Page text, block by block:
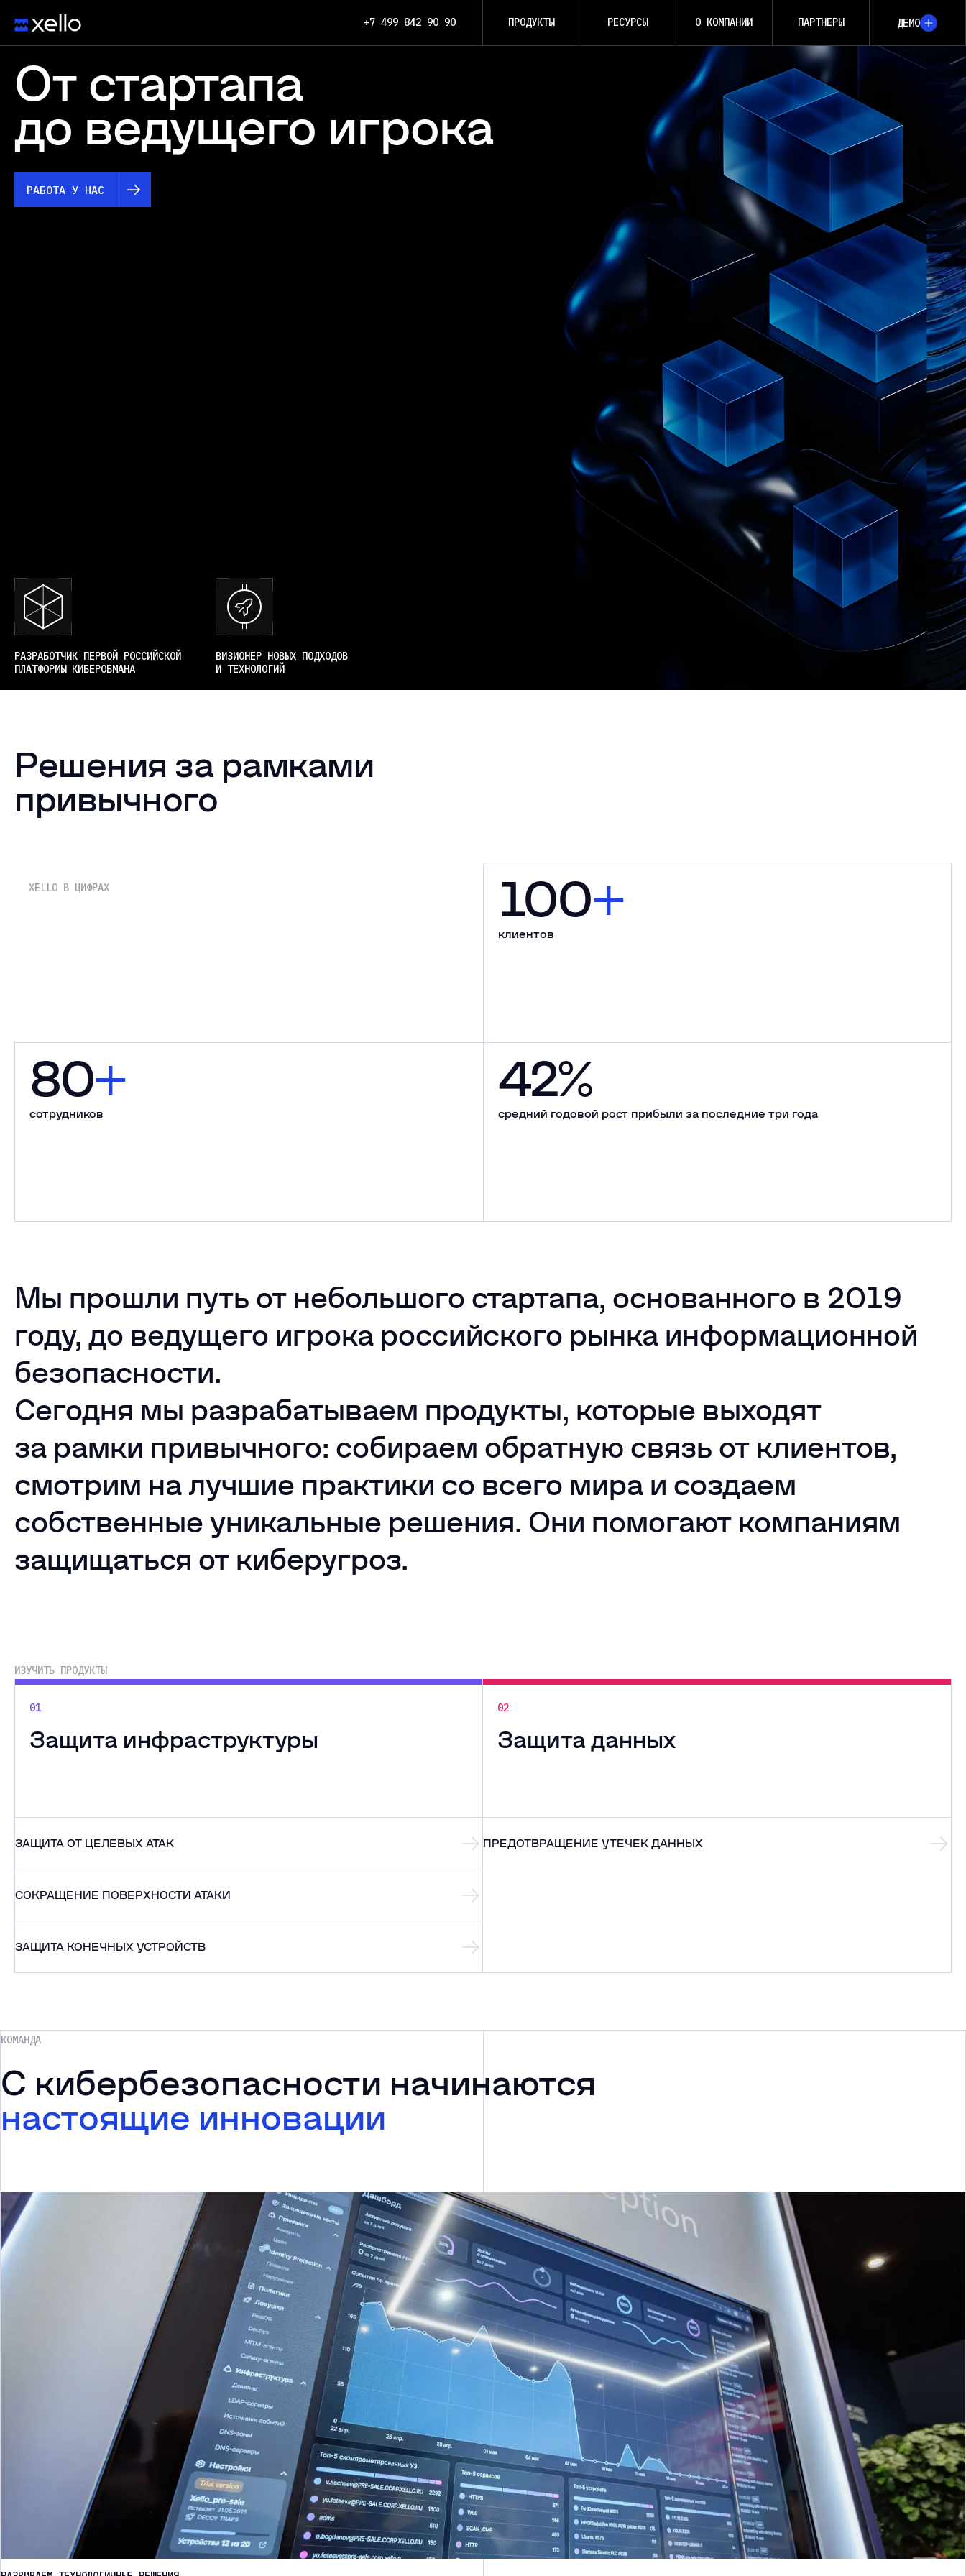
+7 499 842 90 90 ПРОДУКТЫ РЕСУРСЫ О КОМПАНИИ ПАРТНЕРЫ ДЕМО
От стартапа
до ведущего игрока
РАБОТА У НАС
РАЗРАБОТЧИК ПЕРВОЙ РОССИЙСКОЙ
ПЛАТФОРМЫ КИБЕРОБМАНА
ВИЗИОНЕР НОВЫХ ПОДХОДОВ
И ТЕХНОЛОГИЙ
Решения за рамками
привычного
XELLO В ЦИФРАХ 100+
клиентов
80+
сотрудников
42%
средний годовой рост прибыли за последние три года
Мы прошли путь от небольшого стартапа, основанного в 2019
году, до ведущего игрока российского рынка информационной
безопасности.
Сегодня мы разрабатываем продукты, которые выходят
за рамки привычного: собираем обратную связь от клиентов,
смотрим на лучшие практики со всего мира и создаем
собственные уникальные решения. Они помогают компаниям
защищаться от киберугроз.
ИЗУЧИТЬ ПРОДУКТЫ
01
Защита инфраструктуры
ЗАЩИТА ОТ ЦЕЛЕВЫХ АТАК
СОКРАЩЕНИЕ ПОВЕРХНОСТИ АТАКИ
ЗАЩИТА КОНЕЧНЫХ УСТРОЙСТВ
02
Защита данных
ПРЕДОТВРАЩЕНИЕ УТЕЧЕК ДАННЫХ
КОМАНДА
С кибербезопасности начинаются
настоящие инновации